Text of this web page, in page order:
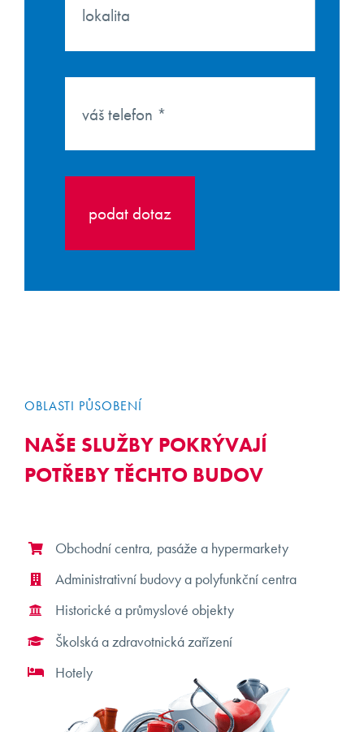
podat dotaz
OBLASTI PŮSOBENÍ
NAŠE SLUŽBY POKRÝVAJÍ
POTŘEBY TĚCHTO BUDOV
Obchodní centra, pasáže a hypermarkety
Administrativní budovy a polyfunkční centra
Historické a průmyslové objekty
Školská a zdravotnická zařízení
Hotely